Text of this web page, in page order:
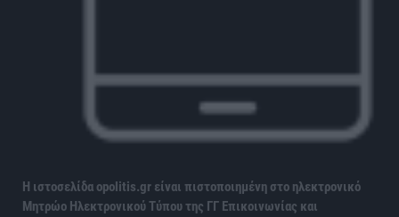
Η ιστοσελίδα opolitis.gr είναι πιστοποιημένη στο ηλεκτρονικό
Μητρώο Ηλεκτρονικού Τύπου της ΓΓ Επικοινωνίας και